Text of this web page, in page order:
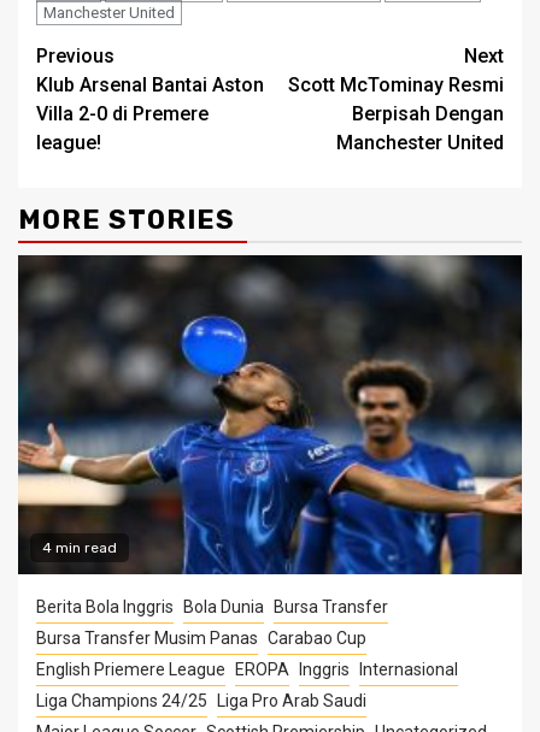
Manchester United
Continue
Reading
Previous
Klub Arsenal Bantai Aston
Villa 2-0 di Premere
league!
Next
Scott McTominay Resmi
Berpisah Dengan
Manchester United
MORE STORIES
4 min read
Berita Bola Inggris Bola Dunia
Bursa Transfer
Bursa Transfer Musim Panas Carabao Cup
English Priemere League
EROPA Inggris
Internasional
Liga Champions 24/25
Liga Pro Arab Saudi